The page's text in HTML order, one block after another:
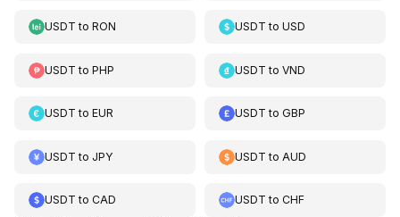
USDT to RON USDT toUSD
USDT to PHP USDT toVND
USDT to EUR USDT toGBP
USDT to JPY USDT to AUD
USDT to CAD USDT toCHF